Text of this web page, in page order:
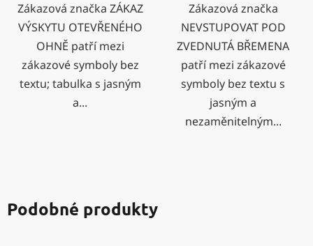
Zákazová značka ZÁKAZ
VÝSKYTU OTEVŘENÉHO
OHNĚ patří mezi
zákazové symboly bez
textu; tabulka s jasným
a...
Zákazová značka
NEVSTUPOVAT POD
ZVEDNUTÁ BŘEMENA
patří mezi zákazové
symboly bez textu s
jasným a
nezaměnitelným...
Podobné produkty